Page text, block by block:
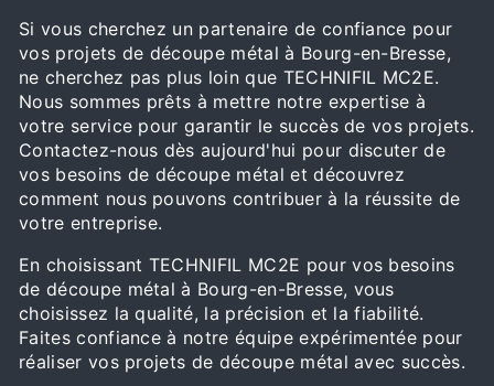
Si vous cherchez un partenaire de confiance pour
vos projets de découpe métal à Bourg-en-Bresse,
ne cherchez pas plus loin que TECHNIFIL MC2E.
Nous sommes prêts à mettre notre expertise à
votre service pour garantir le succès de vos projets.
Contactez-nous dès aujourd'hui pour discuter de
vos besoins de découpe métal et découvrez
comment nous pouvons contribuer à la réussite de
votre entreprise.
En choisissant TECHNIFIL MC2E pour vos besoins
de découpe métal à Bourg-en-Bresse, vous
choisissez la qualité, la précision et la fiabilité.
Faites confiance à notre équipe expérimentée pour
réaliser vos projets de découpe métal avec succès.